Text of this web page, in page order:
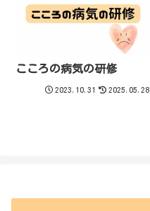
こころの病気の研修
2023.10.31 2025.05.28